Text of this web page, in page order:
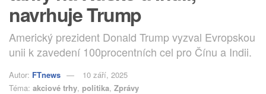
navrhuje Trump
Americký prezident Donald Trump vyzval Evropskou
unii k zavedení 100procentních cel pro Čínu a Indii.
Autor: FTnews
10 září, 2025
Téma: akciové trhy, politika, Zprávy